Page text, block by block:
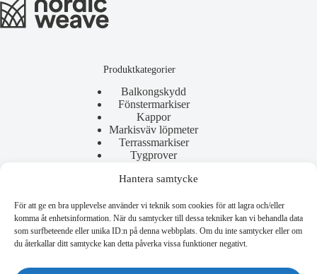
Hantera samtycke
För att ge en bra upplevelse använder vi teknik som cookies för att lagra och/eller
komma åt enhetsinformation. När du samtycker till dessa tekniker kan vi behandla data
som surfbeteende eller unika ID:n på denna webbplats. Om du inte samtycker eller om
du återkallar ditt samtycke kan detta påverka vissa funktioner negativt.
Produktkategorier
Balkongskydd
Fönstermarkiser
Kappor
Markisväv löpmeter
Terrassmarkiser
Tygprover
Användbara länkar
Allmänna villkor
Reklamation